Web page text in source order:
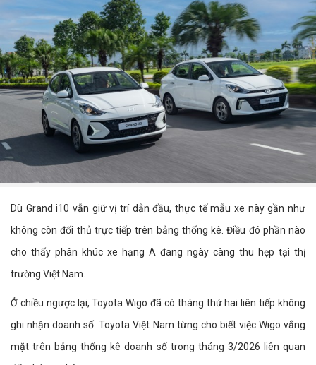
Dù Grand i10 vẫn giữ vị trí dẫn đầu, thực tế mẫu xe này gần như
không còn đối thủ trực tiếp trên bảng thống kê. Điều đó phần nào
cho thấy phân khúc xe hạng A đang ngày càng thu hẹp tại thị
trường Việt Nam.
Ở chiều ngược lại, Toyota Wigo đã có tháng thứ hai liên tiếp không
ghi nhận doanh số. Toyota Việt Nam từng cho biết việc Wigo vắng
mặt trên bảng thống kê doanh số trong tháng 3/2026 liên quan